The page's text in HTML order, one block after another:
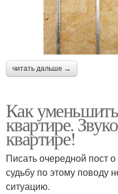
читать дальше →
Как
квартире.
квартире!
Писать очередной пост
судьбу по этому поводу
ситуацию.